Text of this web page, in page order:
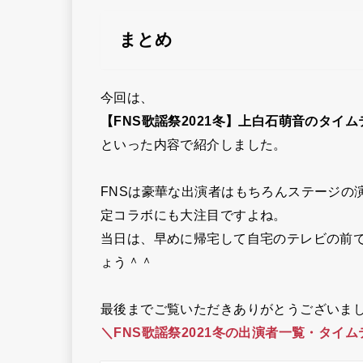
まとめ
今回は、
【FNS歌謡祭2021冬】上白石萌音のタイ
といった内容で紹介しました。
FNSは豪華な出演者はもちろんステージの
定コラボにも大注目ですよね。
当日は、早めに帰宅して自宅のテレビの前
ょう＾＾
最後までご覧いただきありがとうございま
＼FNS歌謡祭2021冬の出演者一覧・タイ